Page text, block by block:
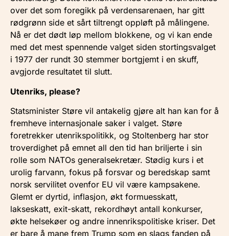
over det som foregikk på verdensarenaen, har gitt
rødgrønn side et sårt tiltrengt oppløft på målingene.
Nå er det dødt løp mellom blokkene, og vi kan ende
med det mest spennende valget siden stortingsvalget
i 1977 der rundt 30 stemmer bortgjemt i en skuff,
avgjorde resultatet til slutt.
Utenriks, please?
Statsminister Støre vil antakelig gjøre alt han kan for å
fremheve internasjonale saker i valget. Støre
foretrekker utenrikspolitikk, og Stoltenberg har stor
troverdighet på emnet all den tid han briljerte i sin
rolle som NATOs generalsekretær. Stødig kurs i et
urolig farvann, fokus på forsvar og beredskap samt
norsk servilitet ovenfor EU vil være kampsakene.
Glemt er dyrtid, inflasjon, økt formuesskatt,
lakseskatt, exit-skatt, rekordhøyt antall konkurser,
økte helsekøer og andre innenrikspolitiske kriser. Det
er bare å mane frem Trump som en slags fanden på